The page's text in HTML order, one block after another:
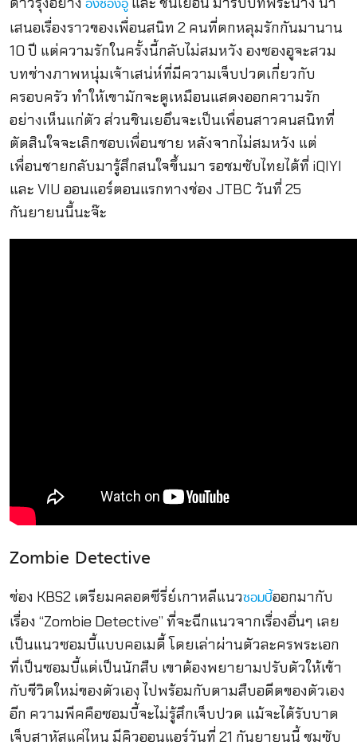
องซองอู
เสนอเรื่องราวของเพื่อนสนิท 2 คนที่ตกหลุมรักกันมานาน
10 ปี แต่ความรักในครั้งนี้กลับไม่สมหวัง องซองอูจะสวม
บทช่างภาพหนุ่มเจ้าเสน่ห์ที่มีความเจ็บปวดเกี่ยวกับ
ครอบครัว ทำให้เขามักจะดูเหมือนแสดงออกความรัก
อย่างเห็นแก่ตัว ส่วนชินเยอึนจะเป็นเพื่อนสาวคนสนิทที่
ตัดสินใจจะเลิกชอบเพื่อนชาย หลังจากไม่สมหวัง แต่
เพื่อนชายกลับมารู้สึกสนใจขึ้นมา รอชมซับไทยได้ที่ iQIYI
และ VIU ออนแอร์ตอนแรกทางช่อง JTBC วันที่ 25
กันยายนนี้นะจ๊ะ
Zombie Detective
ช่อง KBS2 เตรียมคลอดซีรี่ย์เกาหลีแนวซอมบี้ออกมากับ
เรื่อง “Zombie Detective” ที่จะฉีกแนวจากเรื่องอื่นๆ เลย
เป็นแนวซอมบี้แบบคอเมดี้ โดยเล่าผ่านตัวละครพระเอก
ที่เป็นซอมบี้แต่เป็นนักสืบ เขาต้องพยายามปรับตัวให้เข้า
กับชีวิตใหม่ของตัวเอง ไปพร้อมกับตามสืบอดีตของตัวเอง
อีก ความพีคคือซอมบี้่จะไม่รู้สึกเจ็บปวด แม้จะได้รับบาด
เจ็บสาหัสแค่ไหน มีคิวออนแอร์วันที่ 21 กันยายนนี้ ชมซับ